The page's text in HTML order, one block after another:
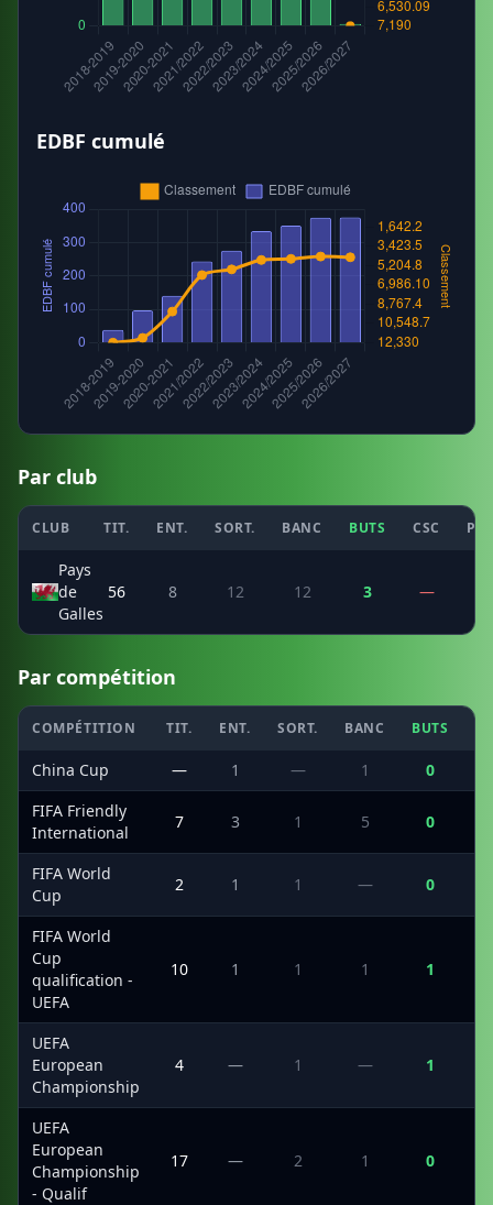
EDBF cumulé
Par club
CLUB TIT. ENT. SORT. BANC BUTS CSC
Pays
de
Galles
56 8 12 12 3 —
Par compétition
COMPÉTITION TIT. ENT. SORT. BANC BUTS
China Cup — 1 — 1 0
FIFA Friendly
International
7 3 1 5 0
FIFA World
Cup
2 1 1 — 0
FIFA World
Cup
qualification -
UEFA
10 1 1 1 1
UEFA
European
Championship
4 — 1 — 1
UEFA
European
Championship
- Qualif
17 — 2 1 0